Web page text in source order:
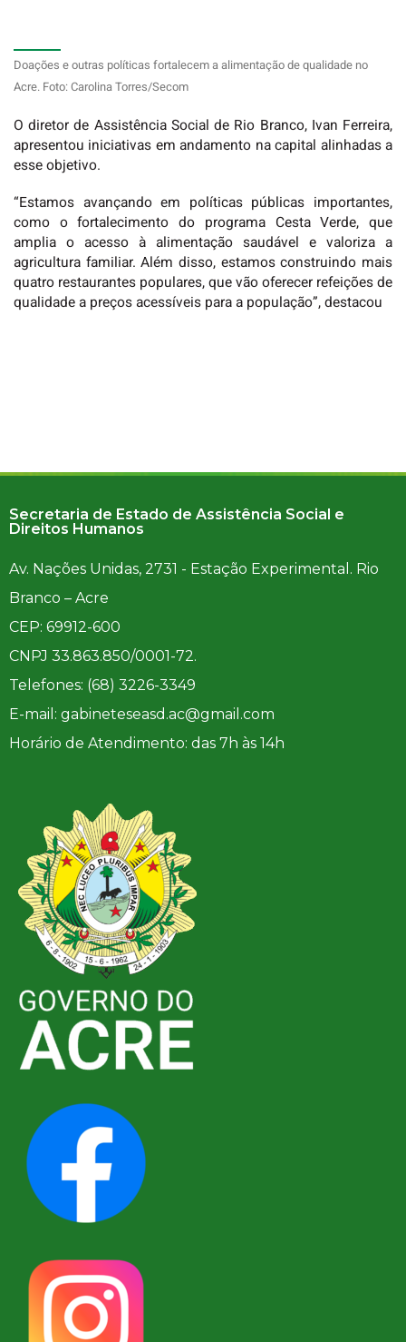
Doações e outras políticas fortalecem a alimentação de qualidade no
Acre. Foto: Carolina Torres/Secom
O diretor de Assistência Social de Rio Branco, Ivan Ferreira,
apresentou iniciativas em andamento na capital alinhadas a
esse objetivo.
“Estamos avançando em políticas públicas importantes,
como o fortalecimento do programa Cesta Verde, que
amplia o acesso à alimentação saudável e valoriza a
agricultura familiar. Além disso, estamos construindo mais
quatro restaurantes populares, que vão oferecer refeições de
qualidade a preços acessíveis para a população”, destacou
Secretaria de Estado de Assistência Social e
Direitos Humanos
Av. Nações Unidas, 2731 - Estação Experimental. Rio
Branco – Acre
CEP: 69912-600
CNPJ 33.863.850/0001-72.
Telefones: (68) 3226-3349
E-mail: gabineteseasd.ac@gmail.com
Horário de Atendimento: das 7h às 14h